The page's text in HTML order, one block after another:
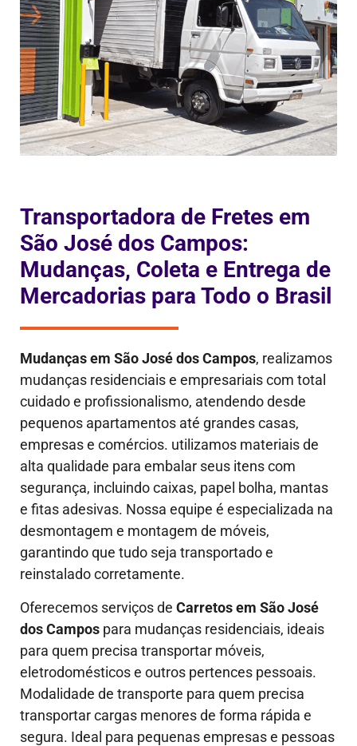
Transportadora de Fretes em
São José dos Campos:
Mudanças, Coleta e Entrega de
Mercadorias para Todo o Brasil
Mudanças em São José dos Campos, realizamos
mudanças residenciais e empresariais com total
cuidado e profissionalismo, atendendo desde
pequenos apartamentos até grandes casas,
empresas e comércios. utilizamos materiais de
alta qualidade para embalar seus itens com
segurança, incluindo caixas, papel bolha, mantas
e fitas adesivas. Nossa equipe é especializada na
desmontagem e montagem de móveis,
garantindo que tudo seja transportado e
reinstalado corretamente.
Oferecemos serviços de Carretos em São José
dos Campos para mudanças residenciais, ideais
para quem precisa transportar móveis,
eletrodomésticos e outros pertences pessoais.
Modalidade de transporte para quem precisa
transportar cargas menores de forma rápida e
segura. Ideal para pequenas empresas e pessoas